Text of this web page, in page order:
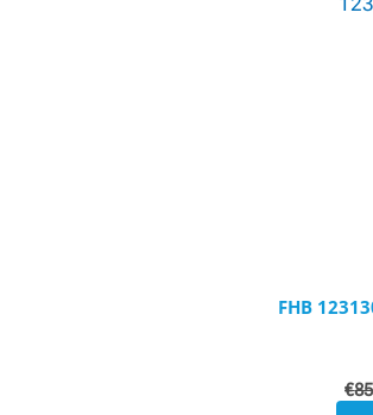
FHB
€